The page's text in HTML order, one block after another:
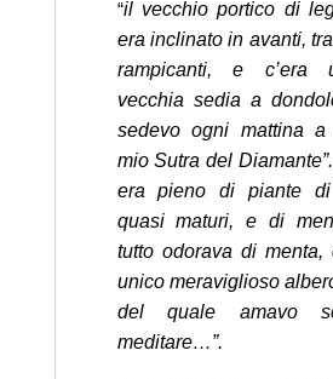
“il vecchio portico di
era inclinato in avanti,
rampicanti, e c’era
vecchia sedia a
sedevo ogni mattina
mio Sutra del
era pieno di piante di
quasi maturi, e di
tutto odorava di menta,
unico meraviglioso
del quale amavo
meditare…”.